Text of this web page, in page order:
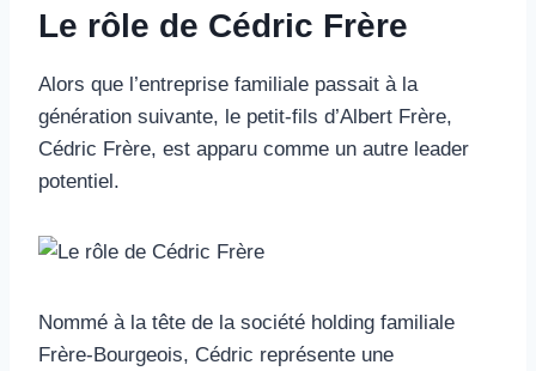
Le rôle de Cédric Frère
Alors que l’entreprise familiale passait à la
génération suivante, le petit-fils d’Albert Frère,
Cédric Frère, est apparu comme un autre leader
potentiel.
Nommé à la tête de la société holding familiale
Frère-Bourgeois, Cédric représente une